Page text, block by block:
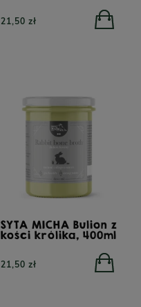
21,50 zł
SYTA MICHA Bulion z
kości królika, 400ml
21,50 zł